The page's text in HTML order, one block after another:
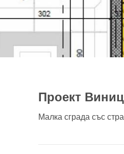
Проект
Малка сграда със